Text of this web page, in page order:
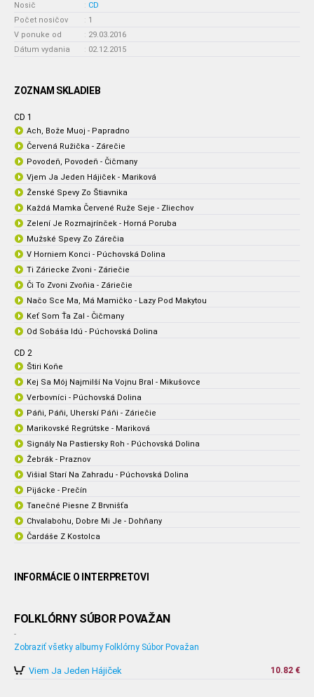
Nosič
: CD
Počet nosičov
: 1
V ponuke od
: 29.03.2016
Dátum vydania
: 02.12.2015
ZOZNAM SKLADIEB
CD 1
Ach, Bože Muoj - Papradno
Červená Ružička - Zárečie
Povodeň, Povodeň - Čičmany
Vjem Ja Jeden Hájiček - Mariková
Ženské Spevy Zo Štiavnika
Každá Mamka Červené Ruže Seje - Zliechov
Zelení Je Rozmajrínček - Horná Poruba
Mužské Spevy Zo Zárečia
V Horniem Konci - Púchovská Dolina
Ti Záriecke Zvoni - Záriečie
Či To Zvoni Zvoňia - Záriečie
Načo Sce Ma, Má Mamičko - Lazy Pod Makytou
Keť Som Ťa Zal - Čičmany
Od Sobáša Idú - Púchovská Dolina
CD 2
Štiri Koňe
Kej Sa Mój Najmilší Na Vojnu Bral - Mikušovce
Verbovníci - Púchovská Dolina
Páňi, Páňi, Uherskí Páňi - Záriečie
Marikovské Regrútske - Mariková
Signály Na Pastiersky Roh - Púchovská Dolina
Žebrák - Praznov
Višial Starí Na Zahradu - Púchovská Dolina
Pijácke - Prečín
Tanečné Piesne Z Brvnišťa
Chvalabohu, Dobre Mi Je - Dohňany
Čardáše Z Kostolca
INFORMÁCIE O INTERPRETOVI
FOLKLÓRNY SÚBOR POVAŽAN
-
Zobraziť všetky albumy Folklórny Súbor Považan
Viem Ja Jeden Hájiček 10.82 €